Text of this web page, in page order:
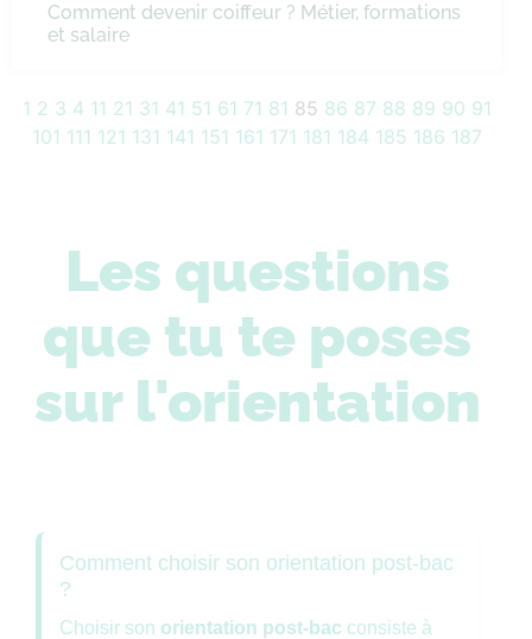
Comment devenir coiffeur ? Métier, formations
et salaire
1 2 3 4 11 21 31 41 51 61 71 81 85 86 87 88 89 90 91
101 111 121 131 141 151 161 171 181 184 185 186 187
Les questions
que tu te poses
sur l'orientation
Comment choisir son orientation post-bac
?
Choisir son orientation post-bac consiste à